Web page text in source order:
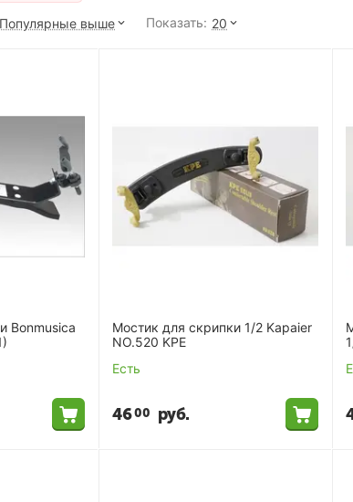
Популярные выше Показать: 20
Bonmusica
Мостик для скрипки 1/2 Kapaier
NO.520 KPE
Есть
4600 руб.